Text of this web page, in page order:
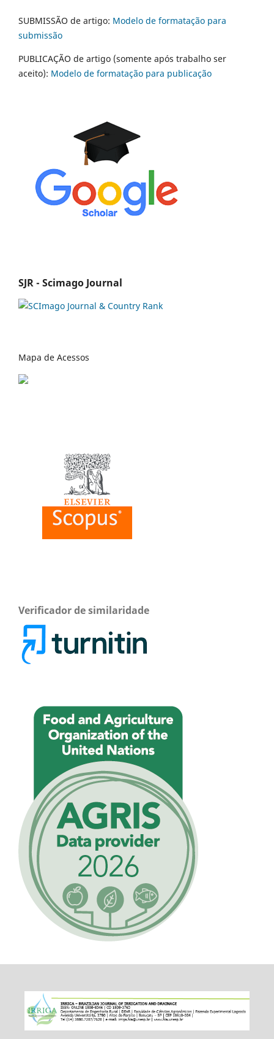
SUBMISSÃO de artigo: Modelo de formatação para
submissão
PUBLICAÇÃO de artigo (somente após trabalho ser
aceito): Modelo de formatação para publicação
SJR - Scimago Journal
Mapa de Acessos
Verificador de similaridade